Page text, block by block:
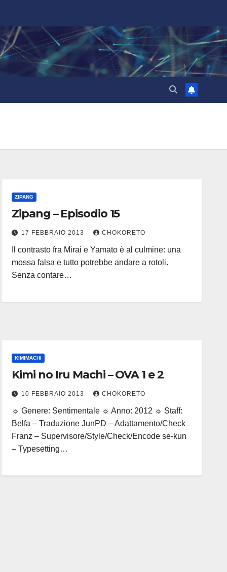
ZIPANG
Zipang – Episodio 15
17 FEBBRAIO 2013 CHOKORETO
Il contrasto fra Mirai e Yamato è al culmine: una
mossa falsa e tutto potrebbe andare a rotoli.
Senza contare…
KIMIMACHI
Kimi no Iru Machi – OVA 1 e 2
10 FEBBRAIO 2013 CHOKORETO
☼ Genere: Sentimentale ☼ Anno: 2012 ☼ Staff:
Belfa – Traduzione JunPD – Adattamento/Check
Franz – Supervisore/Style/Check/Encode se-kun
– Typesetting…